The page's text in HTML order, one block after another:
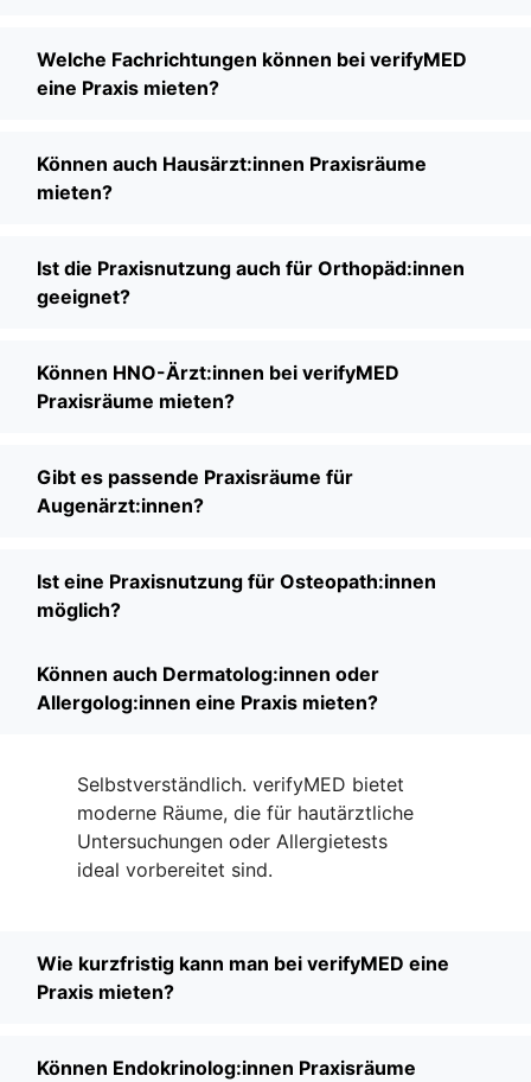
Welche Fachrichtungen können bei verifyMED
eine Praxis mieten?
Können auch Hausärzt:innen Praxisräume
mieten?
Ist die Praxisnutzung auch für Orthopäd:innen
geeignet?
Können HNO-Ärzt:innen bei verifyMED
Praxisräume mieten?
Gibt es passende Praxisräume für
Augenärzt:innen?
Ist eine Praxisnutzung für Osteopath:innen
möglich?
Können auch Dermatolog:innen oder
Allergolog:innen eine Praxis mieten?
Selbstverständlich. verifyMED bietet
moderne Räume, die für hautärztliche
Untersuchungen oder Allergietests
ideal vorbereitet sind.
Wie kurzfristig kann man bei verifyMED eine
Praxis mieten?
Können Endokrinolog:innen Praxisräume